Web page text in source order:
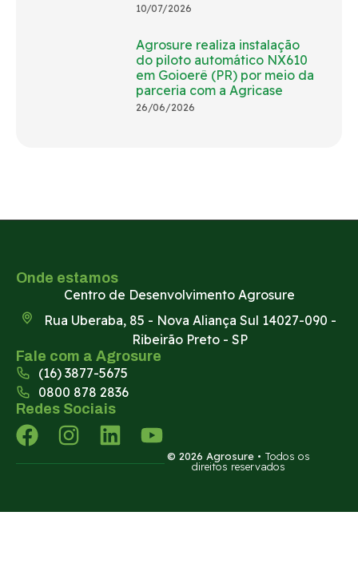
10/07/2026
Agrosure realiza instalação
do piloto automático NX610
em Goioerê (PR) por meio da
parceria com a Agricase
26/06/2026
Onde estamos
Centro de Desenvolvimento Agrosure
Rua Uberaba, 85 - Nova Aliança Sul 14027-090 -
Ribeirão Preto - SP
Fale com a Agrosure
(16) 3877-5675
0800 878 2836
Redes Sociais
© 2026 Agrosure • Todos os
direitos reservados